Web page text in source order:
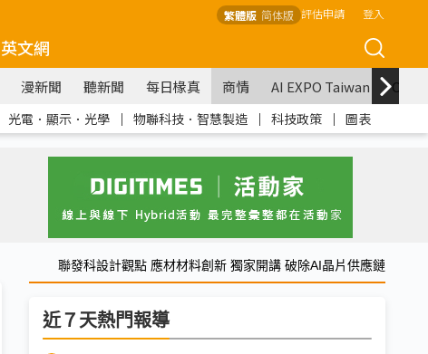
繁體版 简体版 評估申請 登入
英文網
漫新聞 聽新聞 每日椽真 商情 AI EXPO Taiwan
光電．顯示．光學 ｜ 物聯科技．智慧製造 ｜ 科技政策 ｜ 圖表
聯發科設計觀點 應材材料創新 獨家開講 破除AI晶片供應鏈
近７天熱門報導